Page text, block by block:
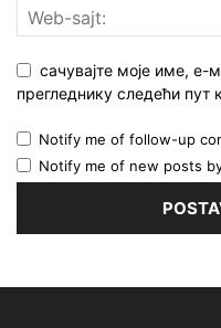
сачувајте моје име, е-
прегледнику следећи
Notify me of follow-up
Notify me of new posts